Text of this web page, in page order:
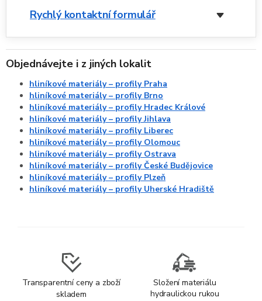
Rychlý kontaktní formulář
Objednávejte i z jiných lokalit
hliníkové materiály – profily Praha
hliníkové materiály – profily Brno
hliníkové materiály – profily Hradec Králové
hliníkové materiály – profily Jihlava
hliníkové materiály – profily Liberec
hliníkové materiály – profily Olomouc
hliníkové materiály – profily Ostrava
hliníkové materiály – profily České Budějovice
hliníkové materiály – profily Plzeň
hliníkové materiály – profily Uherské Hradiště
Transparentní ceny a zboží
skladem
Složení materiálu
hydraulickou rukou